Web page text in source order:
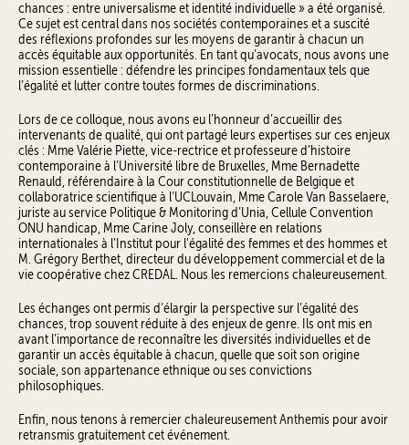
chances : entre universalisme et identité individuelle » a été organisé.
Ce sujet est central dans nos sociétés contemporaines et a suscité
des réflexions profondes sur les moyens de garantir à chacun un
accès équitable aux opportunités. En tant qu’avocats, nous avons une
mission essentielle : défendre les principes fondamentaux tels que
l’égalité et lutter contre toutes formes de discriminations.
Lors de ce colloque, nous avons eu l’honneur d’accueillir des
intervenants de qualité, qui ont partagé leurs expertises sur ces enjeux
clés : Mme Valérie Piette, vice-rectrice et professeure d’histoire
contemporaine à l’Université libre de Bruxelles, Mme Bernadette
Renauld, référendaire à la Cour constitutionnelle de Belgique et
collaboratrice scientifique à l’UCLouvain, Mme Carole Van Basselaere,
juriste au service Politique & Monitoring d’Unia, Cellule Convention
ONU handicap, Mme Carine Joly, conseillère en relations
internationales à l’Institut pour l'égalité des femmes et des hommes et
M. Grégory Berthet, directeur du développement commercial et de la
vie coopérative chez CREDAL. Nous les remercions chaleureusement.
Les échanges ont permis d’élargir la perspective sur l’égalité des
chances, trop souvent réduite à des enjeux de genre. Ils ont mis en
avant l’importance de reconnaître les diversités individuelles et de
garantir un accès équitable à chacun, quelle que soit son origine
sociale, son appartenance ethnique ou ses convictions
philosophiques.
Enfin, nous tenons à remercier chaleureusement Anthemis pour avoir
retransmis gratuitement cet événement.